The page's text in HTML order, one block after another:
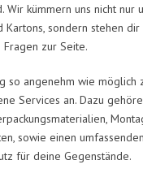
kümmern uns nicht nur
sondern stehen
zur Seite.
so angenehm wie möglich
Services an. Dazu
sowie einen umfassenden
für deine Gegenstände.